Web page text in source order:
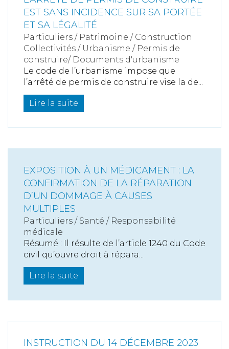
EST SANS INCIDENCE SUR SA PORTÉE
ET SA LÉGALITÉ
Particuliers / Patrimoine / Construction
Collectivités / Urbanisme / Permis de
construire/ Documents d'urbanisme
Le code de l’urbanisme impose que
l’arrêté de permis de construire vise la de...
Lire la suite
EXPOSITION À UN MÉDICAMENT : LA
CONFIRMATION DE LA RÉPARATION
D’UN DOMMAGE À CAUSES
MULTIPLES
Particuliers / Santé / Responsabilité
médicale
Résumé : Il résulte de l’article 1240 du Code
civil qu’ouvre droit à répara...
Lire la suite
INSTRUCTION DU 14 DÉCEMBRE 2023